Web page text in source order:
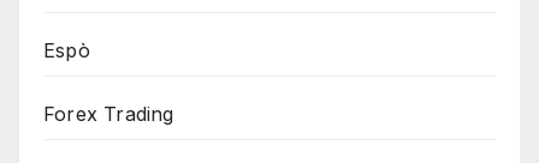
Espò
Forex Trading